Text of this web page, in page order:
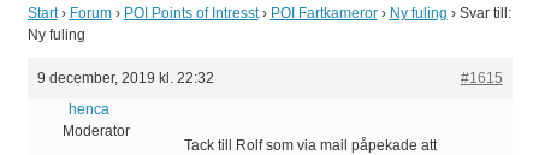
Start › Forum › POI Points of Intresst › POI Fartkameror › Ny fuling › Svar till:
Ny fuling
9 december, 2019 kl. 22:32
#1615
henca
Moderator
Tack till Rolf som via mail påpekade att